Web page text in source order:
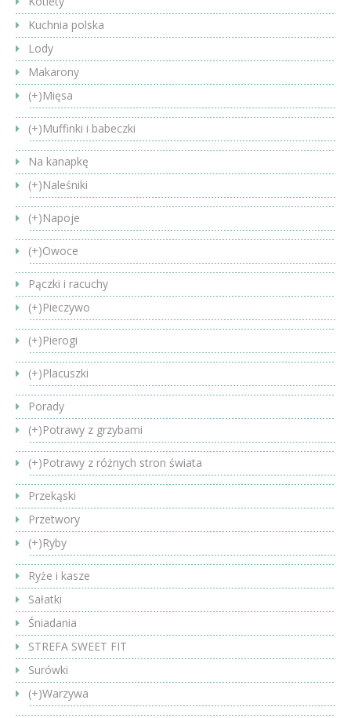
Kuchnia polska
Lody
Makarony
(+)Mięsa
(+)Muffinki i babeczki
Na kanapkę
(+)Naleśniki
(+)Napoje
(+)Owoce
Pączki i racuchy
(+)Pieczywo
(+)Pierogi
(+)Placuszki
Porady
(+)Potrawy z grzybami
(+)Potrawy z różnych stron świata
Przekąski
Przetwory
(+)Ryby
Ryże i kasze
Sałatki
Śniadania
STREFA SWEET FIT
Surówki
(+)Warzywa